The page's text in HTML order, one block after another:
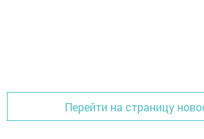
Перейти на страницу